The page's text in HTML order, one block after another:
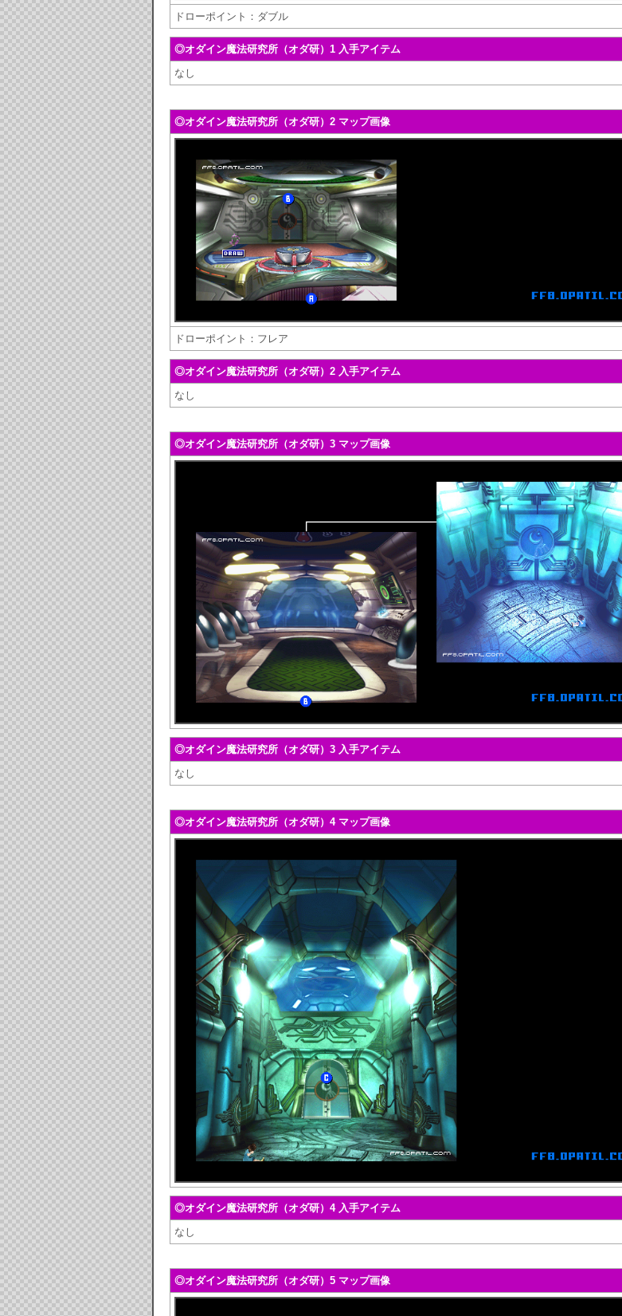
ドローポイント：ダブル
◎オダイン魔法研究所（オダ研）1 入手アイテム
なし
◎オダイン魔法研究所（オダ研）2 マップ画像
ドローポイント：フレア
◎オダイン魔法研究所（オダ研）2 入手アイテム
なし
◎オダイン魔法研究所（オダ研）3 マップ画像
◎オダイン魔法研究所（オダ研）3 入手アイテム
なし
◎オダイン魔法研究所（オダ研）4 マップ画像
◎オダイン魔法研究所（オダ研）4 入手アイテム
なし
◎オダイン魔法研究所（オダ研）5 マップ画像